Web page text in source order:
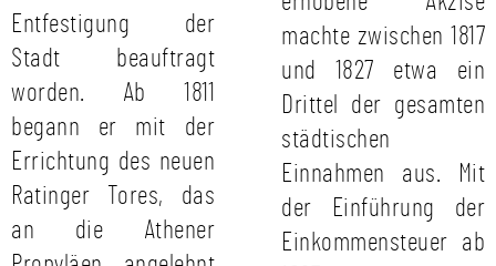
Entfestigung der
Stadt beauftragt
worden. Ab 1811
begann er mit der
Errichtung des neuen
Ratinger Tores, das
an die Athener
machte zwischen 1817
und 1827 etwa ein
Drittel der gesamten
städtischen
Einnahmen aus. Mit
der Einführung der
Einkommensteuer ab